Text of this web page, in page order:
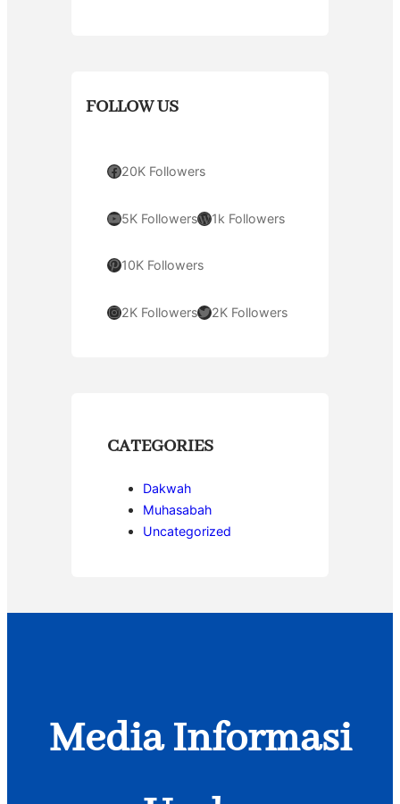
FOLLOW US
Facebook 20K Followers
YouTube 5K FollowersWordPress 1k Followers
Pinterest 10K Followers
Instagram 2K FollowersTwitter 2K Followers
CATEGORIES
Dakwah
Muhasabah
Uncategorized
Media Informasi